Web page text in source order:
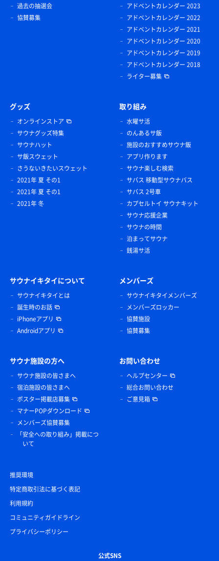
ある絶品過ぎる玉名ラーメン！
過去の抽選会
協賛募集
アドベントカレンダー 2023
アドベントカレンダー 2022
アドベントカレンダー 2021
アドベントカレンダー 2020
アドベントカレンダー 2019
アドベントカレンダー 2018
ライター募集
グッズ
オンラインストア
サウナグッズ特集
サウナハット
サ飯スウェット
さうないきたいスウェット
2021年 夏 その1
2021年 夏 その1
2021年 冬
取り組み
水曜サ活
のんあるサ飯
施設のおすすめサウナ飯
アプリ作ります
サウナ楽しむ検索
サバス 移動型サウナバス
サバス 2号車
カプセルトイ サウナキット
サウナ応援企業
サウナの時間
泊まってサウナ
銭湯サ活
サウナイキタイについて
サウナイキタイとは
誕生時のお話
iPhoneアプリ
Androidアプリ
メンバーズ
サウナイキタイメンバーズ
メンバーズロッカー
協賛施設
協賛募集
サウナ施設の方へ
サウナ施設の皆さまへ
宿泊施設の皆さまへ
ポスター掲載店募集
マナーPOPダウンロード
メンバーズ協賛募集
「安全への取り組み」掲載につ
いて
お問い合わせ
ヘルプセンター
総合お問い合わせ
ご意見箱
推奨環境
特定商取引法に基づく表記
利用規約
コミュニティガイドライン
プライバシーポリシー
公式SNS